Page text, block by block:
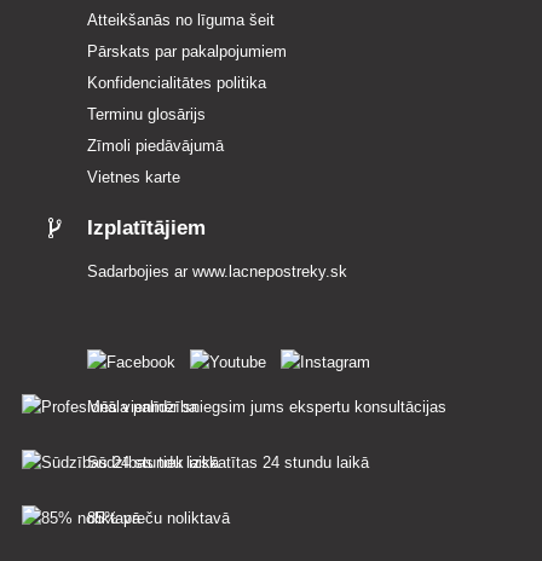
Atteikšanās no līguma šeit
Pārskats par pakalpojumiem
Konfidencialitātes politika
Terminu glosārijs
Zīmoli piedāvājumā
Vietnes karte
Izplatītājiem
Sadarbojies ar www.lacnepostreky.sk
Mēs vienmēr sniegsim jums ekspertu konsultācijas
Sūdzības tiek izskatītas 24 stundu laikā
85% preču noliktavā